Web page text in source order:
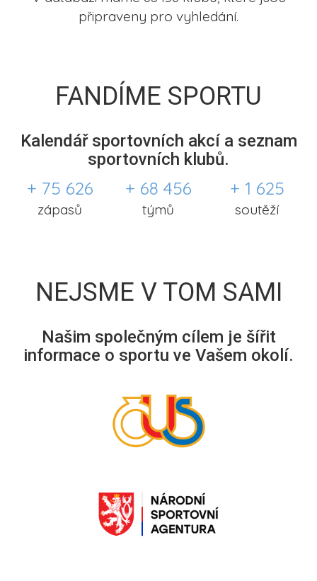
připraveny pro vyhledání.
FANDÍME SPORTU
Kalendář sportovních akcí a seznam
sportovních klubů.
+ 75 626
zápasů
+ 68 456
týmů
+ 1 625
soutěží
NEJSME V TOM SAMI
Našim společným cílem je šířit
informace o sportu ve Vašem okolí.